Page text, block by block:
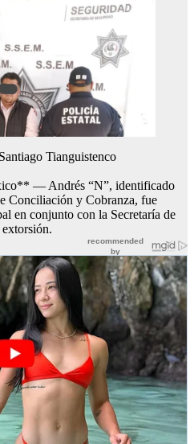
Tianguistenco
— Andrés “N”, identificado
Conciliación y Cobranza, fue
en conjunto con la Secretaría de
extorsión.